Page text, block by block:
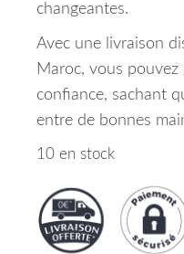
changeantes.
Avec une livraison
Maroc, vous
confiance, sachant
entre de bonnes
10 en stock